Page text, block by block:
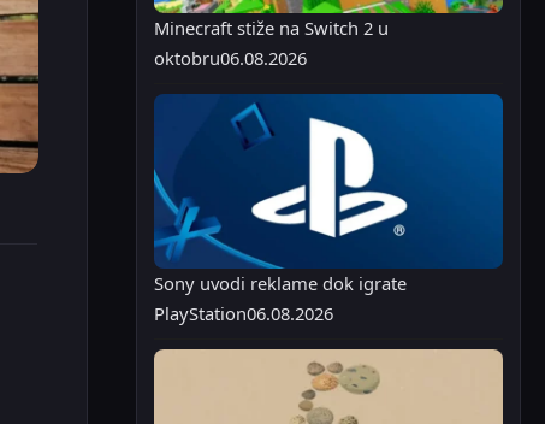
Minecraft stiže na Switch 2 u
oktobru06.08.2026
Sony uvodi reklame dok igrate
PlayStation06.08.2026